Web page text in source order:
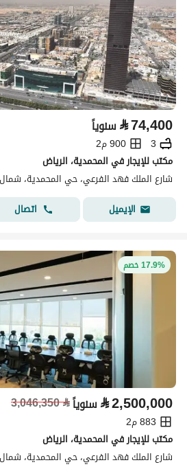
⃁74,400 سنوياً
3
900 م2
مكتب للإيجار في المحمدية، الرياض
شارع الملك فهد الفرعي، حي المحمدية،
الإيميل
اتصال
17.9% خصم
⃁2,500,000 سنوياً⃁
3,046,350
883 م2
مكتب للإيجار في المحمدية، الرياض
شارع الملك فهد الفرعي، حي المحمدية،